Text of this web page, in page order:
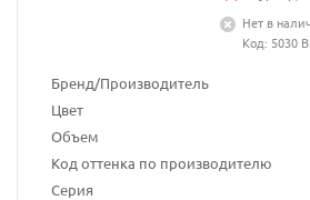
Бренд/Производитель
Цвет
Объем
Код оттенка по производителю
Серия
Нет в
Код: 5030